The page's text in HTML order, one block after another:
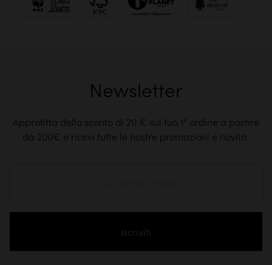
Newsletter
Approfitta dello sconto di 20 € sul tuo 1° ordine a partire
da 200€ e ricevi tutte le nostre promozioni e novità.
Iscriviti